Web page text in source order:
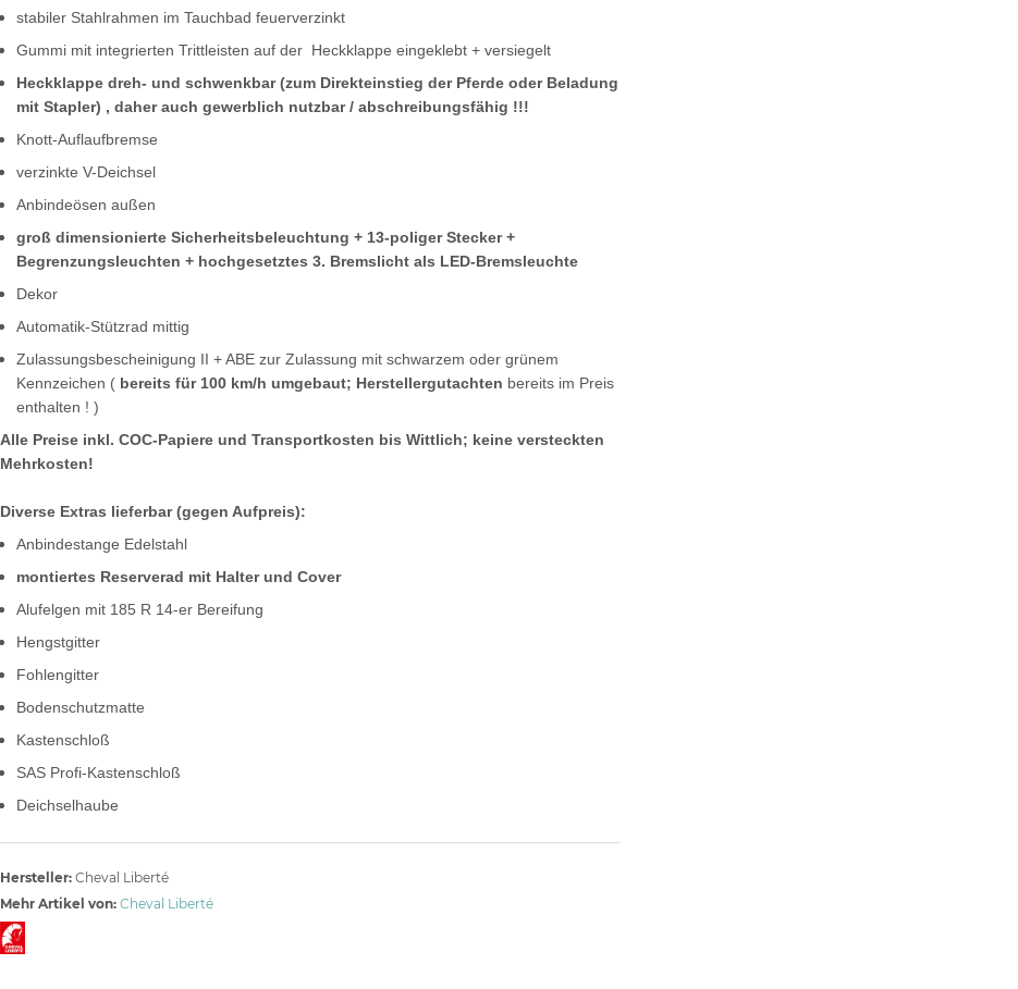
stabiler Stahlrahmen im Tauchbad feuerverzinkt
Gummi mit integrierten Trittleisten auf der Heckklappe eingeklebt + versiegelt
Heckklappe dreh- und schwenkbar (zum Direkteinstieg der Pferde oder Beladung
mit Stapler) , daher auch gewerblich nutzbar / abschreibungsfähig !!!
Knott-Auflaufbremse
verzinkte V-Deichsel
Anbindeösen außen
groß dimensionierte Sicherheitsbeleuchtung + 13-poliger Stecker +
Begrenzungsleuchten + hochgesetztes 3. Bremslicht als LED-Bremsleuchte
Dekor
Automatik-Stützrad mittig
Zulassungsbescheinigung II + ABE zur Zulassung mit schwarzem oder grünem
Kennzeichen ( bereits für 100 km/h umgebaut; Herstellergutachten bereits im Preis
enthalten ! )
Alle Preise inkl. COC-Papiere und Transportkosten bis Wittlich; keine versteckten
Mehrkosten!
Diverse Extras lieferbar (gegen Aufpreis):
Anbindestange Edelstahl
montiertes Reserverad mit Halter und Cover
Alufelgen mit 185 R 14-er Bereifung
Hengstgitter
Fohlengitter
Bodenschutzmatte
Kastenschloß
SAS Profi-Kastenschloß
Deichselhaube
Hersteller: Cheval Liberté
Mehr Artikel von: Cheval Liberté